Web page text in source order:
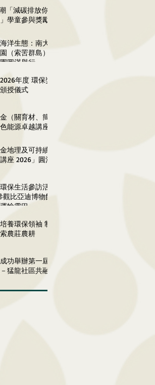
「減碳排放你
學童參與獎勵
洋生態：南大
（索罟群島）
團圓滿舉行
年度 環保獎
授儀式
（關育材、簡
能源卓越講座
地理及可持續
座 2026」圓滿
保生活參訪活
比亞迪博物館
輸雲巴
養環保領袖 制
農莊農耕
功舉辦第一屆
猛龍社區共融